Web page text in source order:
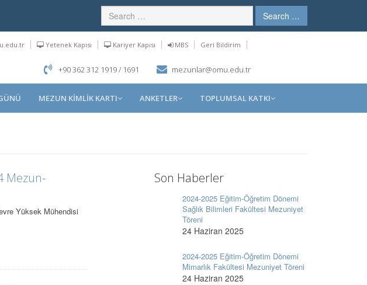
Search …
Yetenek Kapısı Kariyer Kapısı MBS
Geri Bildirim
+90 362 312 1919 / 1691 mezunlar@omu.edu.tr
MEZUN KİMLİK KARTI ANKETLER TOPLUMSAL KATKI
Mezun-
Yüksek Mühendisi
Son Haberler
2024-2025 Eğitim-Öğretim Dönemi
Sağlık Bilimleri Fakültesi Mezuniyet
Töreni
24 Haziran 2025
2024-2025 Eğitim-Öğretim Dönemi
Mimarlık Fakültesi Mezuniyet Töreni
24 Haziran 2025